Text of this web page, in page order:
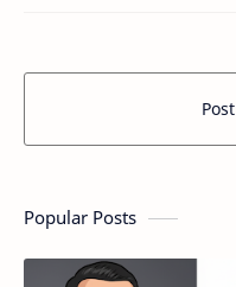
Popular Posts